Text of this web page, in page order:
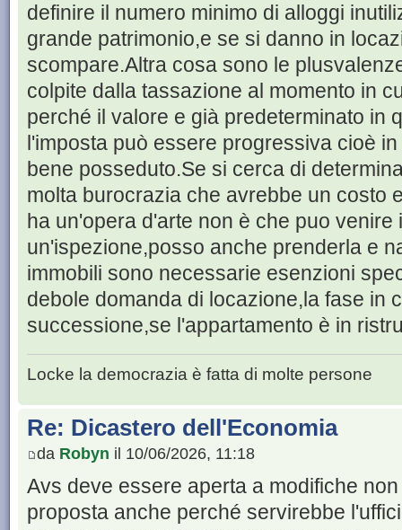
definire il numero minimo di alloggi
grande patrimonio,e se si danno in
scompare.Altra cosa sono le
colpite dalla tassazione al momento in
perché il valore e già predeterminato in
l'imposta può essere progressiva cioè
bene posseduto.Se si cerca di
molta burocrazia che avrebbe un costo
ha un'opera d'arte non è che puo venire
un'ispezione,posso anche prenderla e
immobili sono necessarie esenzioni
debole domanda di locazione,la fase in
successione,se l'appartamento è in
Locke la democrazia è fatta di molte persone
Re: Dicastero dell'Economia
da Robyn il 10/06/2026, 11:18
Avs deve essere aperta a modifiche
proposta anche perché servirebbe